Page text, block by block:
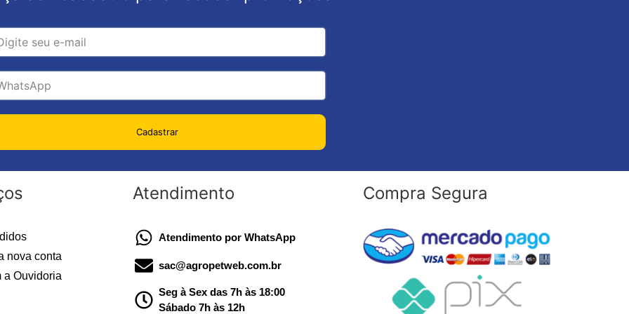
Cadastrar
nova conta
a Ouvidoria
Atendimento
Atendimento por WhatsApp
sac@agropetweb.com.br
Seg à Sex das 7h às 18:00
Sábado 7h às 12h
Compra Segura